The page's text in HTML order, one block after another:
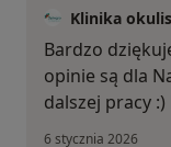
Klinika
Bardzo
opinie są dla
dalszej pracy
6 stycznia 2026